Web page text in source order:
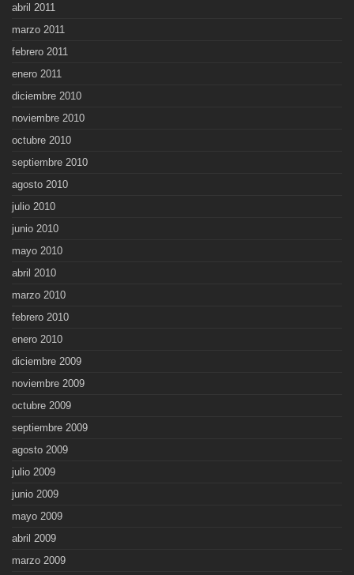
abril 2011
marzo 2011
febrero 2011
enero 2011
diciembre 2010
noviembre 2010
octubre 2010
septiembre 2010
agosto 2010
julio 2010
junio 2010
mayo 2010
abril 2010
marzo 2010
febrero 2010
enero 2010
diciembre 2009
noviembre 2009
octubre 2009
septiembre 2009
agosto 2009
julio 2009
junio 2009
mayo 2009
abril 2009
marzo 2009